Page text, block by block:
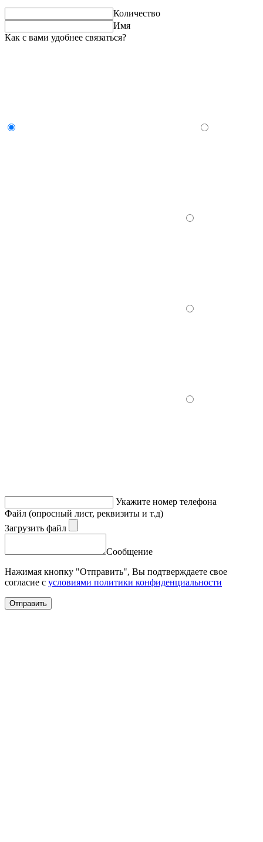
Количество
Имя
Как с вами удобнее связаться?
Укажите номер телефона
Файл (опросный лист, реквизиты и т.д)
Загрузить файл
Сообщение
Нажимая кнопку "Отправить", Вы подтверждаете свое
согласие с условиями политики конфиденциальности
Отправить